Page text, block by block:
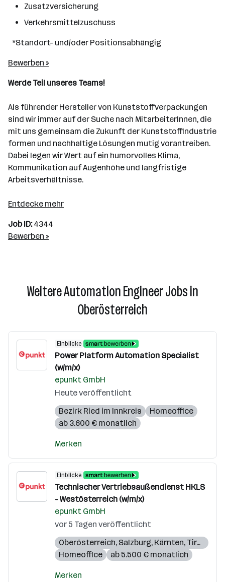
Zusatzversicherung
Verkehrsmittelzuschuss
*Standort- und/oder Positionsabhängig
Bewerben »
Werde Teil unseres Teams!
Als führender Hersteller von Kunststoffverpackungen
sind wir immer auf der Suche nach MitarbeiterInnen, die
mit uns gemeinsam die Zukunft der Kunststoffindustrie
formen und nachhaltige Lösungen mutig vorantreiben.
Dabei legen wir Wert auf ein humorvolles Klima,
Kommunikation auf Augenhöhe und langfristige
Arbeitsverhältnisse.
Entdecke mehr
Job ID:4344
Bewerben »
Weitere Automation Engineer Jobs in
Oberösterreich
Einblicke
Power Platform Automation Specialist
(w/m/x)
epunkt GmbH
Heute veröffentlicht
Bezirk Ried im Innkreis
Homeoffice
ab 3.600 € monatlich
Merken
Einblicke
Technischer Vertriebsaußendienst HKLS
- Westösterreich (w/m/x)
epunkt GmbH
vor 5 Tagen veröffentlicht
Oberösterreich, Salzburg, Kärnten, Tirol
Homeoffice
ab 5.500 € monatlich
Merken